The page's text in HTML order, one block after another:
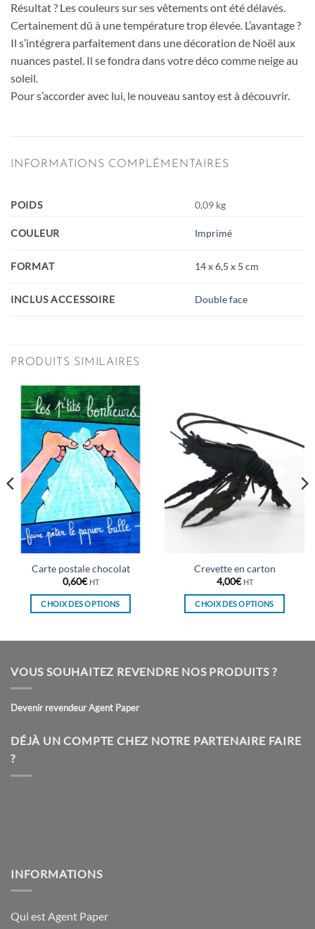
Résultat ? Les couleurs sur ses vêtements ont été délavés.
Certainement dû à une température trop élevée. L’avantage ?
Il s’intégrera parfaitement dans une décoration de Noël aux
nuances pastel. Il se fondra dans votre déco comme neige au
soleil.
Pour s’accorder avec lui, le nouveau santoy est à découvrir.
INFORMATIONS COMPLÉMENTAIRES
POIDS 0,09 kg
COULEUR Imprimé
FORMAT 14 x 6,5 x 5 cm
INCLUS ACCESSOIRE Double face
PRODUITS SIMILAIRES
Carte postale chocolat
0,60€ HT
CHOIX DES OPTIONS
variations.
options
être
Crevette en carton
4,00€ HT
CHOIX DES OPTIONS
variations.
être
VOUS SOUHAITEZ REVENDRE NOS PRODUITS ?
Devenir revendeur Agent Paper
DÉJÀ UN COMPTE CHEZ NOTRE PARTENAIRE FAIRE
?
INFORMATIONS
Qui est Agent Paper